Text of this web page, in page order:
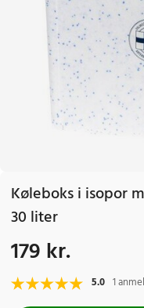
Køleboks i isopor
30 liter
Pris:179 kr.
179 kr.
5.0 1